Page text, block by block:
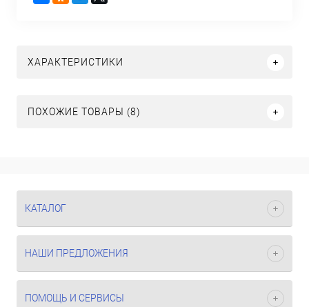
ХАРАКТЕРИСТИКИ
ПОХОЖИЕ ТОВАРЫ (8)
КАТАЛОГ
НАШИ ПРЕДЛОЖЕНИЯ
ПОМОЩЬ И СЕРВИСЫ